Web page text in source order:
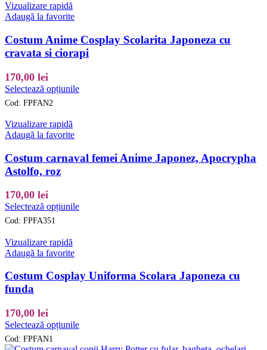
Opțiunile
pot
fi
pagina
Vizualizare rapidă
Adaugă la favorite
Costum Anime Cosplay Scolarita Japoneza cu
cravata si ciorapi
170,00 lei
Selectează opțiunileAcest
Opțiunile
pot
pagina
Cod: FPFAN2
Vizualizare rapidă
Adaugă la favorite
Costum carnaval femei Anime Japonez, Apocrypha
Astolfo, roz
170,00 lei
Selectează opțiunileAcest
Opțiunile
pot
pagina
Cod: FPFA351
Vizualizare rapidă
Adaugă la favorite
Costum Cosplay Uniforma Scolara Japoneza cu
funda
170,00 lei
Selectează opțiunileAcest
are
Cod: FPFAN1